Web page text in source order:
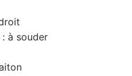
à souder